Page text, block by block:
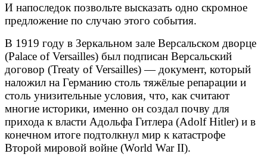
И напоследок позвольте высказать одно скромное
предложение по случаю этого события.
В 1919 году в Зеркальном зале Версальском дворце
(Palace of Versailles) был подписан Версальский
договор (Treaty of Versailles) — документ, который
наложил на Германию столь тяжёлые репарации и
столь унизительные условия, что, как считают
многие историки, именно он создал почву для
прихода к власти Адольфа Гитлера (Adolf Hitler) и в
конечном итоге подтолкнул мир к катастрофе
Второй мировой войне (World War II).